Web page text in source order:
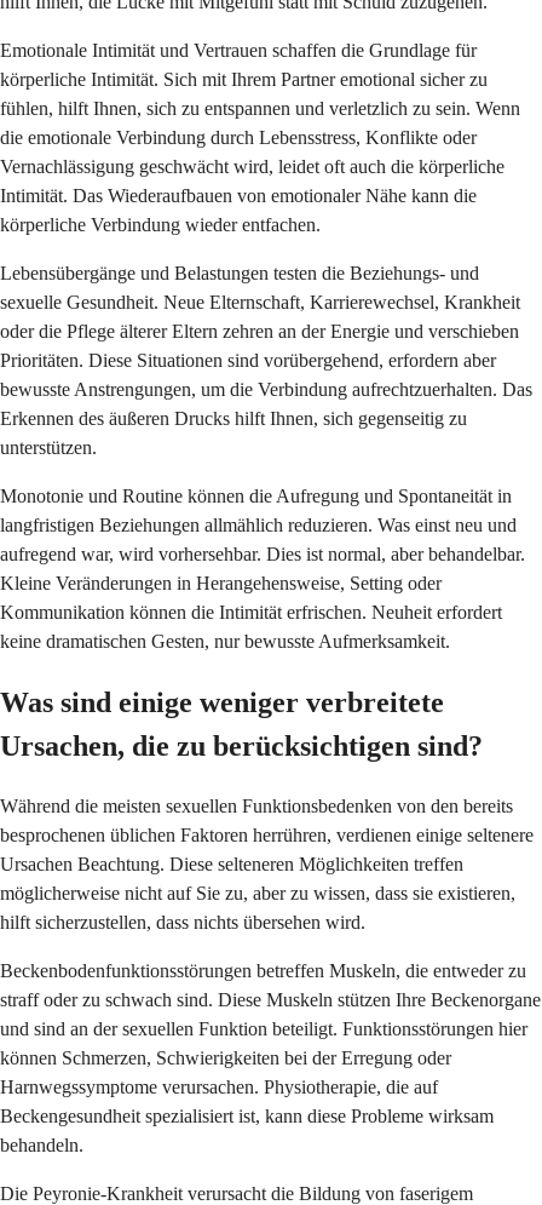
Emotionale Intimität und Vertrauen schaffen die Grundlage für
körperliche Intimität. Sich mit Ihrem Partner emotional sicher zu
fühlen, hilft Ihnen, sich zu entspannen und verletzlich zu sein. Wenn
die emotionale Verbindung durch Lebensstress, Konflikte oder
Vernachlässigung geschwächt wird, leidet oft auch die körperliche
Intimität. Das Wiederaufbauen von emotionaler Nähe kann die
körperliche Verbindung wieder entfachen.
Lebensübergänge und Belastungen testen die Beziehungs- und
sexuelle Gesundheit. Neue Elternschaft, Karrierewechsel, Krankheit
oder die Pflege älterer Eltern zehren an der Energie und verschieben
Prioritäten. Diese Situationen sind vorübergehend, erfordern aber
bewusste Anstrengungen, um die Verbindung aufrechtzuerhalten. Das
Erkennen des äußeren Drucks hilft Ihnen, sich gegenseitig zu
unterstützen.
Monotonie und Routine können die Aufregung und Spontaneität in
langfristigen Beziehungen allmählich reduzieren. Was einst neu und
aufregend war, wird vorhersehbar. Dies ist normal, aber behandelbar.
Kleine Veränderungen in Herangehensweise, Setting oder
Kommunikation können die Intimität erfrischen. Neuheit erfordert
keine dramatischen Gesten, nur bewusste Aufmerksamkeit.
Was sind einige weniger verbreitete
Ursachen, die zu berücksichtigen sind?
Während die meisten sexuellen Funktionsbedenken von den bereits
besprochenen üblichen Faktoren herrühren, verdienen einige seltenere
Ursachen Beachtung. Diese selteneren Möglichkeiten treffen
möglicherweise nicht auf Sie zu, aber zu wissen, dass sie existieren,
hilft sicherzustellen, dass nichts übersehen wird.
Beckenbodenfunktionsstörungen betreffen Muskeln, die entweder zu
straff oder zu schwach sind. Diese Muskeln stützen Ihre Beckenorgane
und sind an der sexuellen Funktion beteiligt. Funktionsstörungen hier
können Schmerzen, Schwierigkeiten bei der Erregung oder
Harnwegssymptome verursachen. Physiotherapie, die auf
Beckengesundheit spezialisiert ist, kann diese Probleme wirksam
behandeln.
Die Peyronie-Krankheit verursacht die Bildung von faserigem